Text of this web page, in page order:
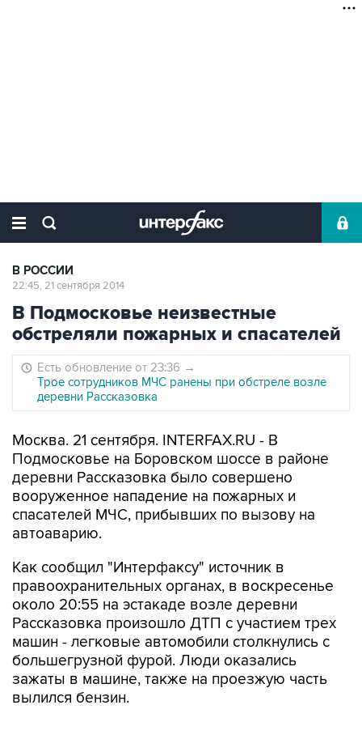
В РОССИИ
22:45, 21 сентября 2014
В Подмосковье неизвестные
обстреляли пожарных и спасателей
Есть обновление от 23:36 →
Трое сотрудников МЧС ранены при обстреле возле
деревни Рассказовка
Москва. 21 сентября. INTERFAX.RU - В
Подмосковье на Боровском шоссе в районе
деревни Рассказовка было совершено
вооруженное нападение на пожарных и
спасателей МЧС, прибывших по вызову на
автоаварию.
Как сообщил "Интерфаксу" источник в
правоохранительных органах, в воскресенье
около 20:55 на эстакаде возле деревни
Рассказовка произошло ДТП с участием трех
машин - легковые автомобили столкнулись с
большегрузной фурой. Люди оказались
зажаты в машине, также на проезжую часть
вылился бензин.